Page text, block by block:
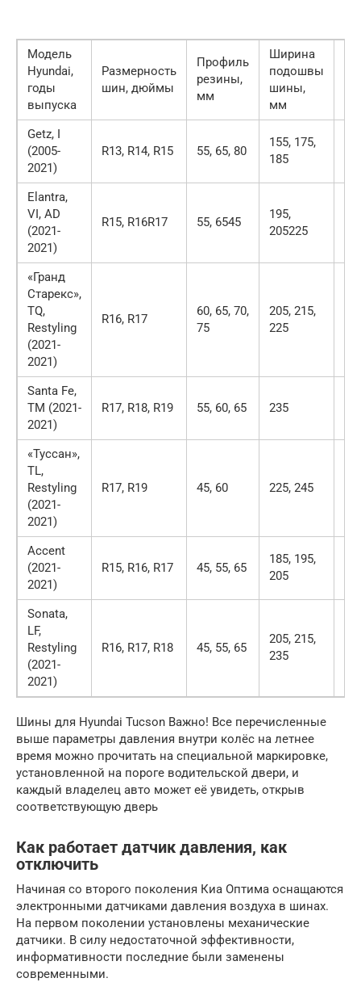
Модель
Hyundai,
годы
выпуска
Размерность
шин, дюймы
Профиль
резины,
мм
Ширина
подошвы
шины,
мм
Getz, I
(2005-
2021)
R13, R14, R15 55, 65, 80
155, 175,
185
Elantra,
VI, AD
(2021-
2021)
R15, R16R17 55, 6545
195,
205225
«Гранд
Старекс»,
TQ,
Restyling
(2021-
2021)
R16, R17
60, 65, 70,
75
205, 215,
225
Santa Fe,
TM (2021-
2021)
R17, R18, R19 55, 60, 65 235
«Туссан»,
TL,
Restyling
(2021-
2021)
R17, R19 45, 60 225, 245
Accent
(2021-
2021)
R15, R16, R17 45, 55, 65
185, 195,
205
Sonata,
LF,
Restyling
(2021-
2021)
R16, R17, R18 45, 55, 65
205, 215,
235
Шины для Hyundai Tucson Важно! Все перечисленные
выше параметры давления внутри колёс на летнее
время можно прочитать на специальной маркировке,
установленной на пороге водительской двери, и
каждый владелец авто может её увидеть, открыв
соответствующую дверь
Как работает датчик давления, как
отключить
Начиная со второго поколения Киа Оптима оснащаются
электронными датчиками давления воздуха в шинах.
На первом поколении установлены механические
датчики. В силу недостаточной эффективности,
информативности последние были заменены
современными.